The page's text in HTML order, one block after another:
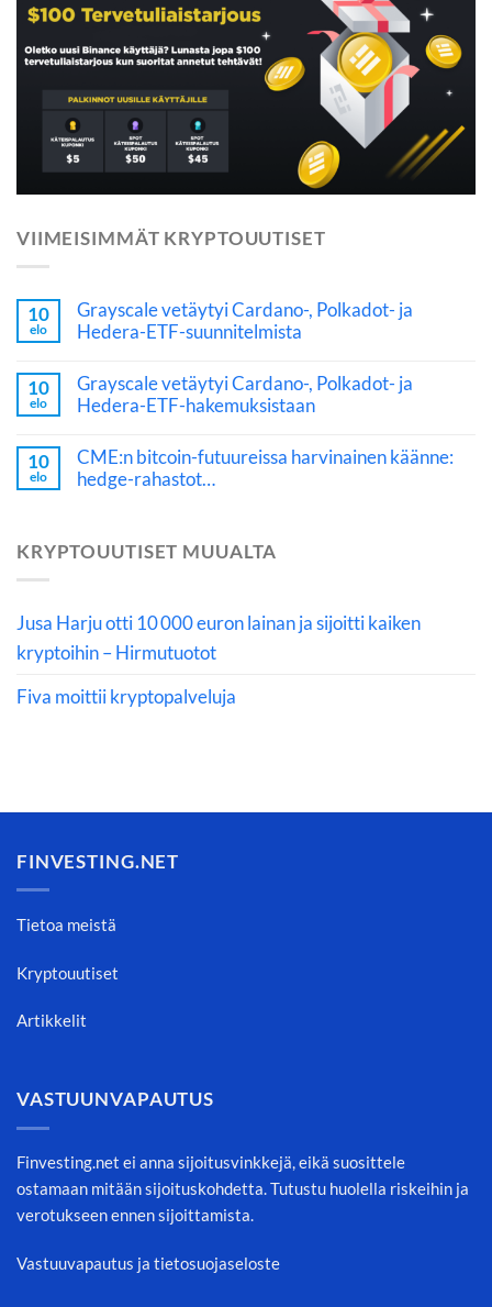
VIIMEISIMMÄT KRYPTOUUTISET
10
elo
Grayscale vetäytyi Cardano-, Polkadot- ja
Hedera-ETF-suunnitelmista
10
elo
Grayscale vetäytyi Cardano-, Polkadot- ja
Hedera-ETF-hakemuksistaan
10
elo
CME:n bitcoin-futuureissa harvinainen käänne:
hedge-rahastot…
KRYPTOUUTISET MUUALTA
Jusa Harju otti 10 000 euron lainan ja sijoitti kaiken
kryptoihin – Hirmutuotot
Fiva moittii kryptopalveluja
FINVESTING.NET
Tietoa meistä
Kryptouutiset
Artikkelit
VASTUUNVAPAUTUS
Finvesting.net ei anna sijoitusvinkkejä, eikä suosittele
ostamaan mitään sijoituskohdetta. Tutustu huolella riskeihin ja
verotukseen ennen sijoittamista.
Vastuuvapautus ja tietosuojaseloste